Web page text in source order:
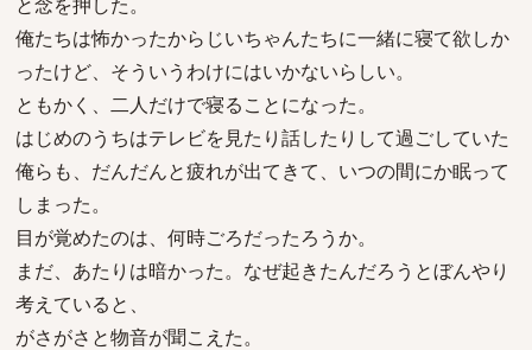
俺たちは怖かったからじいちゃんたちに一緒に寝て欲しか
ったけど、そういうわけにはいかないらしい。
ともかく、二人だけで寝ることになった。
はじめのうちはテレビを見たり話したりして過ごしていた
俺らも、だんだんと疲れが出てきて、いつの間にか眠って
しまった。
目が覚めたのは、何時ごろだったろうか。
まだ、あたりは暗かった。なぜ起きたんだろうとぼんやり
考えていると、
がさがさと物音が聞こえた。